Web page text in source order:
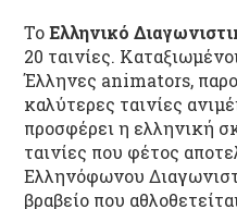
ΤοΕλληνικό
20 ταινίες.
Έλληνες animators,
καλύτερες ταινίες
προσφέρει η ελληνική
ταινίες που φέτος
Ελληνόφωνου
βραβείο που